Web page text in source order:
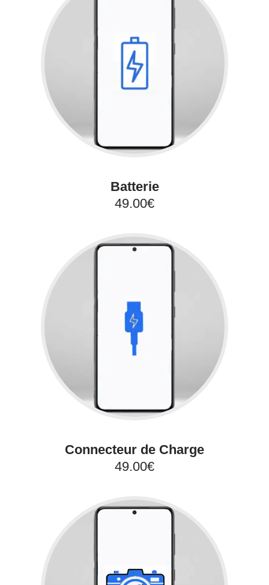
Batterie
49.00€
Connecteur de Charge
49.00€